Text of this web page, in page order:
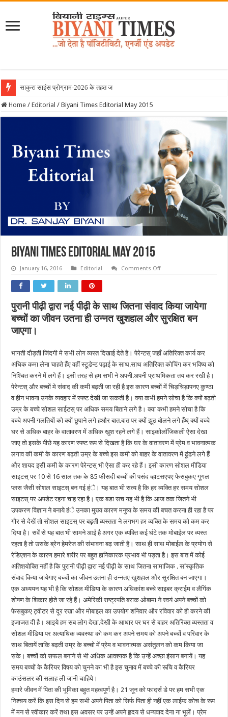
साकुरा साइंस प्रोग्राम-2026 के तहत जापान रवाना हुई
Home / Editorial / Biyani Times Editorial May 2015
Biyani Times Editorial May 2015
January 16, 2016 Editorial Comments Offon
2015
पुरानी पीढ़ी द्वारा नई पीढ़ी के साथ जितना संवाद किया जायेगा
बच्चों का जीवन उतना ही उन्नत खुशहाल और सुरक्षित बन
जाएगा।
भागती दौड़ती जिंदगी मे सभी लोग व्यस्त दिखाई देते है। पेरेन्टस् जहाँ अतिरिक्त कार्य कर
अधिक कमा लेना चाहते हैंए वहीं स्टूडेन्ट पढ़ाई के साथ.साथ अतिरिक्त कोचिंग कर भविष्य को
निश्चित करने में लगे हैं। इसी तरह से हम सभी ने अपनी.अपनी प्राथमिकता तय कर रखी है।
पेरेन्टस् और बच्चों मे संवाद की कमी बढ़ती जा रही है इस कारण बच्चों में चिड़चिड़ापनए कुण्ठा
व हीन भावना उनके व्यवहार में स्पष्ट देखी जा सकती है। क्या कभी हमने सोचा है कि क्यों बढ़ती
उम्र के बच्चे सोशल साईटस् पर अधिक समय बिताने लगे है। क्या कभी हमने सोचा है कि
बच्चे अपनी गलतियों को क्यों छुपाने लगे हऔर बात.बात पर क्यों झूठ बोलने लगे हैंघ् क्यों बच्चे
घर से अधिक बाहर के वातावरण में अधिक खुश रहने लगे हैं। साइकोलॉजिकली ऐसा देखा
जाए तो इसके पीछे यह कारण स्पष्ट रूप से दिखता है कि घर के वातावरण में प्रेम व भावनात्मक
लगाव की कमी के कारण बढ़ती उम्र के बच्चे इस कमी को बाहर के वातावरण में ढूंढने लगे हैं
और शायद इसी कमी के कारण पेरेन्टस् भी ऐसा ही कर रहे हैं। इसी कारण सोशल मीडिया
साइटस् पर 10 से 16 साल तक के 85 फीसदी बच्चों की पसंद व्हाटसएपए फेसबुकए गूगल
प्लस जैसी सोशल साइटस् बन गई हंै। यह बात भी सत्य है कि हर व्यक्ति हर समय सोशल
साइटस् पर अपडेट रहना चाह रहा है। एक बडा सच यह भी है कि आज तक जितने भी
उपकरण विज्ञान ने बनाये हंै उनका मुख्य कारण मनुष्य के समय की बचत करना ही रहा है पर
गौर से देखें तो सोशल साइटस् पर बढ़ती व्यस्तता ने लगभग हर व्यक्ति के समय को कम कर
दिया है। सर्वे से यह बात भी सामने आई है अगर एक व्यक्ति कई घंटे तक मोबाईल पर व्यस्त
रहता है तो उसके ब्रेन हेमरेज की संभावना बढ़ जाती है। साथ ही साथ मोबाईल के प्रयोग से
रेडिएशन के कारण हमारे शरीर पर बहुत हानिकारक प्रभाव भी पड़ता है। इस बात में कोई
अतिशयोक्ति नहीं है कि पुरानी पीढ़ी द्वारा नई पीढ़ी के साथ जितना सामाजिक . सांस्कृतिक
संवाद किया जायेगाए बच्चों का जीवन उतना ही उन्नतए खुशहाल और सुरक्षित बन जाएगा।
एक अध्ययन यह भी है कि सोशल मीडिया के कारण अधिकांश बच्चे साइबर क्राईम व लैगिंक
शोषण के शिकार होते जा रहे हैं। अमेरिकी राष्ट्रपति बराक ओबामा ने स्वयं अपने बच्चों को
फेसबुकए ट्वीटर से दूर रखा और मोबाइल का उपयोग शनिवार और रविवार को ही करने की
इजाजत दी है। आइये हम सब लोग देखा.देखी के आधार पर घर से बाहर अतिरिक्त व्यस्तता व
सोशल मीडिया पर अत्याधिक व्यवस्था को कम कर अपने समय को अपने बच्चों व परिवार के
साथ बितायें ताकि बढ़ती उम्र के बच्चो में प्रेम व भावनात्मक असंतुलन को कम किया जा
सके। बच्चों को सफल बनाने से भी अधिक आवश्यक है कि उन्हें अच्छा इंसान बनायें। यह
समय बच्चों के कैरियर विषय को चुनने का भी है इस चुनाव में बच्चे की रूचि व कैरियर
काउंसलर की सलाह ली जानी चाहिये।
हमारे जीवन में पिता की भूमिका बहुत महत्वपूर्ण है। 21 जून को फादर्स डे पर हम सभी एक
निश्चय करें कि इस दिन से हम सभी अपने पिता को सिर्फ पिता ही नहीं एक लाईफ कोच के रूप
में मन से स्वीकार करें तथा इस अवसर पर उन्हें अपने हृदय से धन्यवाद देना ना भूलें। प्रेम